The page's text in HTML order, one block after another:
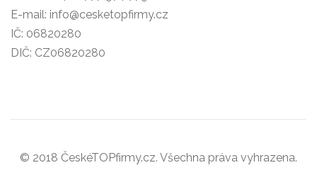
E-mail: info@cesketopfirmy.cz
IČ: 06820280
DIČ: CZ06820280
© 2018 ČeskéTOPfirmy.cz. Všechna práva vyhrazena.